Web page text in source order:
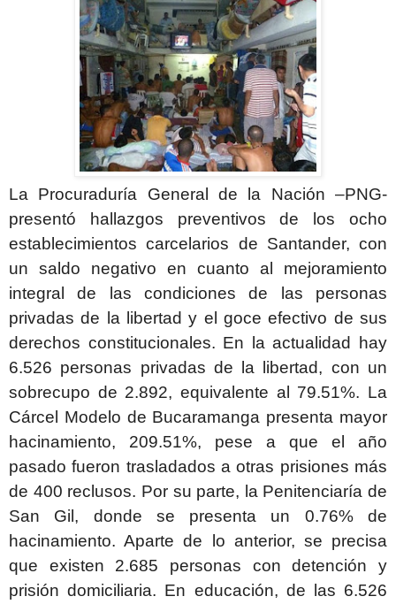
La Procuraduría General de la Nación –PNG-
presentó hallazgos preventivos de los ocho
establecimientos carcelarios de Santander, con
un saldo negativo en cuanto al mejoramiento
integral de las condiciones de las personas
privadas de la libertad y el goce efectivo de sus
derechos constitucionales. En la actualidad hay
6.526 personas privadas de la libertad, con un
sobrecupo de 2.892, equivalente al 79.51%. La
Cárcel Modelo de Bucaramanga presenta mayor
hacinamiento, 209.51%, pese a que el año
pasado fueron trasladados a otras prisiones más
de 400 reclusos. Por su parte, la Penitenciaría de
San Gil, donde se presenta un 0.76% de
hacinamiento. Aparte de lo anterior, se precisa
que existen 2.685 personas con detención y
prisión domiciliaria. En educación, de las 6.526